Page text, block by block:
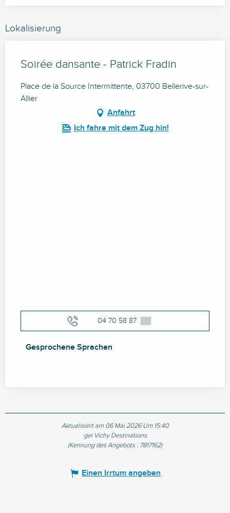
Lokalisierung
Soirée dansante - Patrick Fradin
Place de la Source Intermittente, 03700 Bellerive-sur-
Allier
Anfahrt
Ich fahre mit dem Zug hin!
04 70 58 87 ▒▒
Gesprochene Sprachen
Gesprochene Sprachen
Aktualisiert am 06 Mai 2026 Um 15:40
gei Vichy Destinations
(Kennung des Angebots : 7817162)
Einen Irrtum angeben